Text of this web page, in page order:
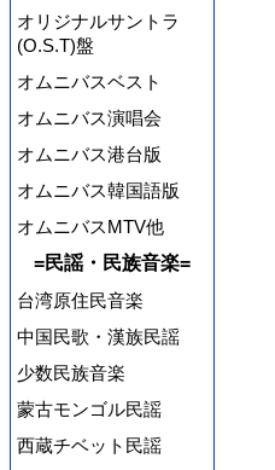
オリジナルサントラ
(O.S.T)盤
オムニバスベスト
オムニバス演唱会
オムニバス港台版
オムニバス韓国語版
オムニバスMTV他
=民謡・民族音楽=
台湾原住民音楽
中国民歌・漢族民謡
少数民族音楽
蒙古モンゴル民謡
西蔵チベット民謡